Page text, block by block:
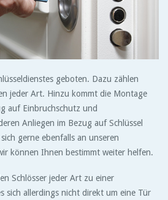
geboten. Dazu zählen
jeder Art. Hinzu kommt die Montage
auf Einbruchschutz und
Anliegen im Bezug auf Schlüssel
gerne ebenfalls an unseren
können Ihnen bestimmt weiter helfen.
Schlösser jeder Art zu einer
sich allerdings nicht direkt um eine Tür